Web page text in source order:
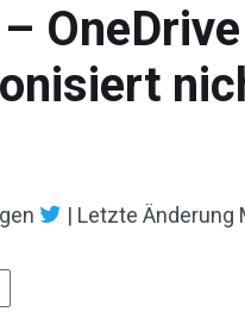
OneDrive
| Letzte Änderung